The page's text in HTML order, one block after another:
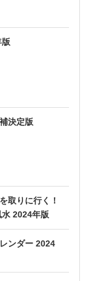
決定版
取りに行く！
2024年版
ンダー 2024